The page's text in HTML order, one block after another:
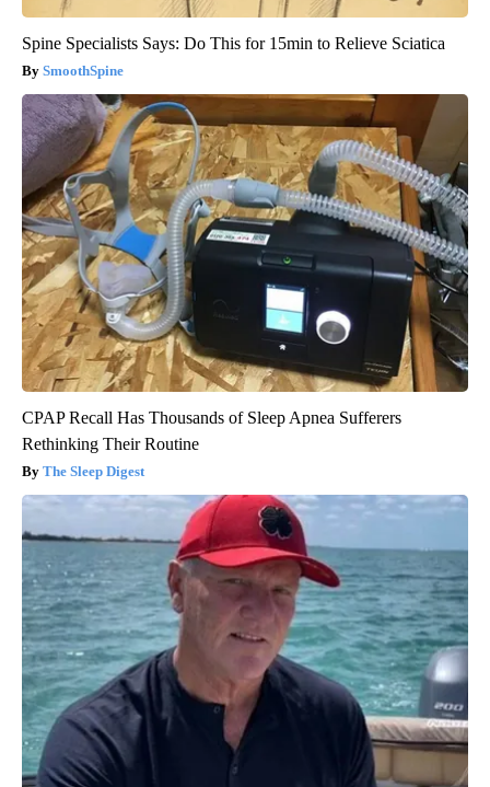
Spine Specialists Says: Do This for 15min to Relieve Sciatica
SmoothSpine
CPAP Recall Has Thousands of Sleep Apnea Sufferers
Rethinking Their Routine
The Sleep Digest